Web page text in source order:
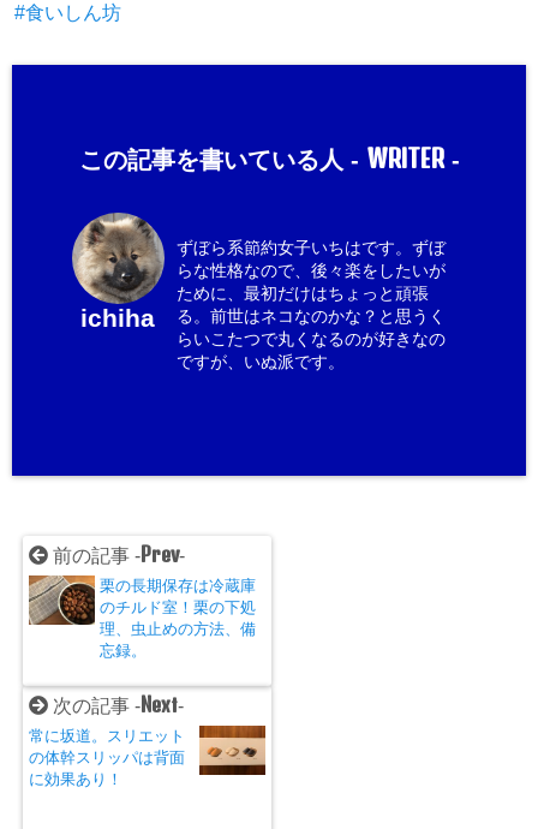
食いしん坊
この記事を書いている人 - WRITER-
ichiha
ずぼら系節約女子いちはです。ずぼ
らな性格なので、後々楽をしたいが
ために、最初だけはちょっと頑張
る。前世はネコなのかな？と思うく
らいこたつで丸くなるのが好きなの
ですが、いぬ派です。
前の記事 -Prev-
栗の長期保存は冷蔵庫
のチルド室！栗の下処
理、虫止めの方法、備
忘録。
次の記事 -Next-
常に坂道。スリエット
の体幹スリッパは背面
に効果あり！